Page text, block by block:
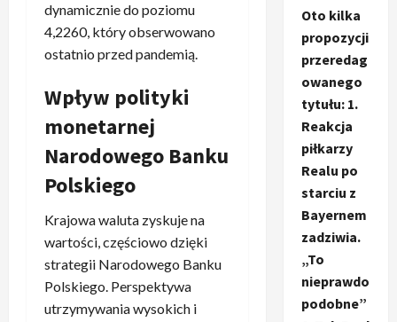
dynamicznie do poziomu
4,2260, który obserwowano
ostatnio przed pandemią.
Wpływ polityki
monetarnej
Narodowego Banku
Polskiego
Krajowa waluta zyskuje na
wartości, częściowo dzięki
strategii Narodowego Banku
Polskiego. Perspektywa
utrzymywania wysokich i
Oto kilka
propozycji
przeredag
owanego
tytułu: 1.
Reakcja
piłkarzy
Realu po
starciu z
Bayernem
zadziwia.
„To
nieprawdo
podobne”